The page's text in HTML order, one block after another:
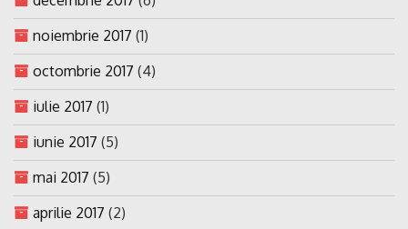
noiembrie 2017 (1)
octombrie 2017 (4)
iulie 2017 (1)
iunie 2017 (5)
mai 2017 (5)
aprilie 2017 (2)